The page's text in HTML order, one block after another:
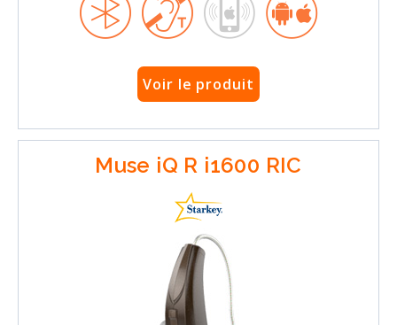
Voir le produit
Muse iQ R i1600 RIC